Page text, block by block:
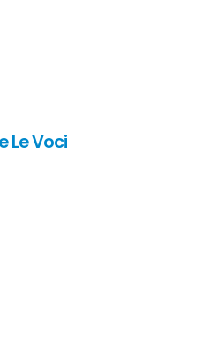
Le Voci